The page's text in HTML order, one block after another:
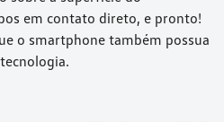
em contato direto, e pronto!
o smartphone também possua